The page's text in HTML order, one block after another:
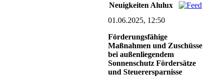
Neuigkeiten Alulux
01.06.2025, 12:50
Förderungsfähige
Maßnahmen und Zuschüsse
bei außenliegendem
Sonnenschutz Fördersätze
und Steuerersparnisse